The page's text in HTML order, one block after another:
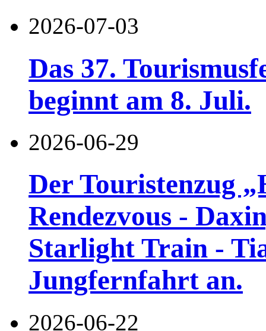
2026-07-03
Das 37.
beginnt am 8. Juli.
2026-06-29
Der Touristenzug
Rendezvous -
Starlight Train -
Jungfernfahrt an.
2026-06-22